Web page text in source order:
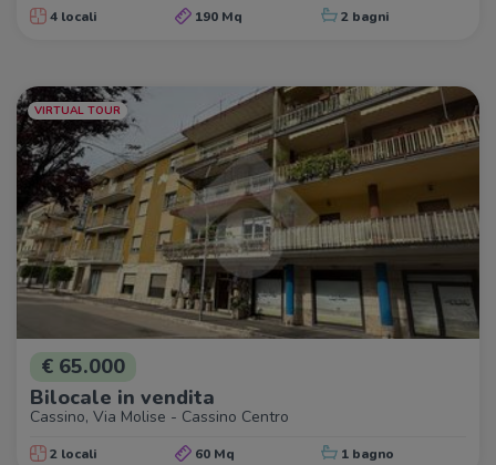
4 locali 190 Mq 2 bagni
VIRTUAL TOUR
€ 65.000
Bilocale in vendita
Cassino, Via Molise - Cassino Centro
2 locali 60 Mq 1 bagno